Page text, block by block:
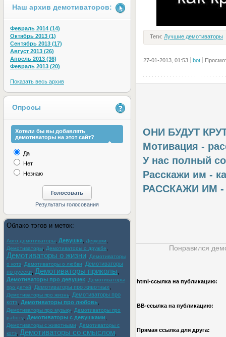
Теги: Лучшие демотиваторы
27-01-2013, 01:53 bot
ОНИ БУДУТ
Мотивация -
У нас полный
Расскажи им -
РАССКАЖИ ИМ -
Понравился
html-cсылка на публикацию:
BB-cсылка на публикацию:
Прямая ссылка для друга:
Наш архив демотиваторов:
Февраль 2014 (14)
Октябрь 2013 (1)
Сентябрь 2013 (17)
Август 2013 (26)
Апрель 2013 (36)
Февраль 2013 (20)
Показать весь архив
Опросы
Хотели бы вы добавлять
демотиваторы на этот сайт?
Да
Нет
Незнаю
Облако тэгов и меток:
Авто демотиваторы Девушка Девушки
Демотиваторы Демотиваторы о дружбе
Демотиваторы о жизни
Демотиваторы
о котэ
Демотиваторы о любви
Демотиваторы
по русски Демотиваторы приколы
Демотиваторы про девушек
Демотиваторы
про детей
Демотиваторы про животных
Демотиваторы про жизнь
Демотиваторы про
котэ
Демотиваторы про любовь
Демотиваторы про музыку
Демотиваторы про
работу
Демотиваторы с девушками
Демотиваторы с животными
Демотиваторы с
котэ
Демотиваторы со смыслом